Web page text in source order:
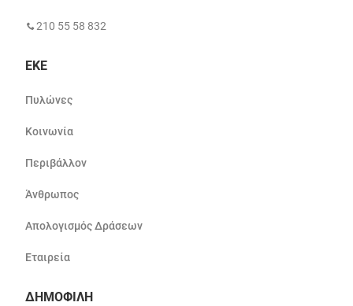
210 55 58 832
ΕΚΕ
Πυλώνες
Κοινωνία
Περιβάλλον
Άνθρωπος
Απολογισμός Δράσεων
Εταιρεία
ΔΗΜΟΦΙΛΗ